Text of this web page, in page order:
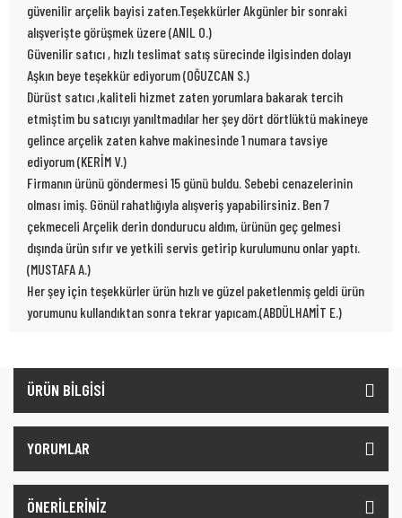
güvenilir arçelik bayisi zaten.Teşekkürler Akgünler bir sonraki
alışverişte görüşmek üzere (ANIL O.)
Güvenilir satıcı , hızlı teslimat satış sürecinde ilgisinden dolayı
Aşkın beye teşekkür ediyorum (OĞUZCAN S.)
Dürüst satıcı ,kaliteli hizmet zaten yorumlara bakarak tercih
etmiştim bu satıcıyı yanıltmadılar her şey dört dörtlüktü makineye
gelince arçelik zaten kahve makinesinde 1 numara tavsiye
ediyorum (KERİM V.)
Firmanın ürünü göndermesi 15 günü buldu. Sebebi cenazelerinin
olması imiş. Gönül rahatlığıyla alışveriş yapabilirsiniz. Ben 7
çekmeceli Arçelik derin dondurucu aldım, ürünün geç gelmesi
dışında ürün sıfır ve yetkili servis getirip kurulumunu onlar yaptı.
(MUSTAFA A.)
Her şey için teşekkürler ürün hızlı ve güzel paketlenmiş geldi ürün
yorumunu kullandıktan sonra tekrar yapıcam.(ABDÜLHAMİT E.)
ÜRÜN BİLGİSİ
YORUMLAR
ÖNERİLERİNİZ